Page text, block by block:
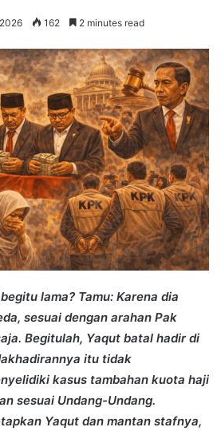
162 2 minutes read
lama? Tamu: Karena dia
sesuai dengan arahan Pak
Begitulah, Yaqut batal hadir di
itu tidak
kasus tambahan kuota haji
sesuai Undang-Undang.
Yaqut dan mantan stafnya,